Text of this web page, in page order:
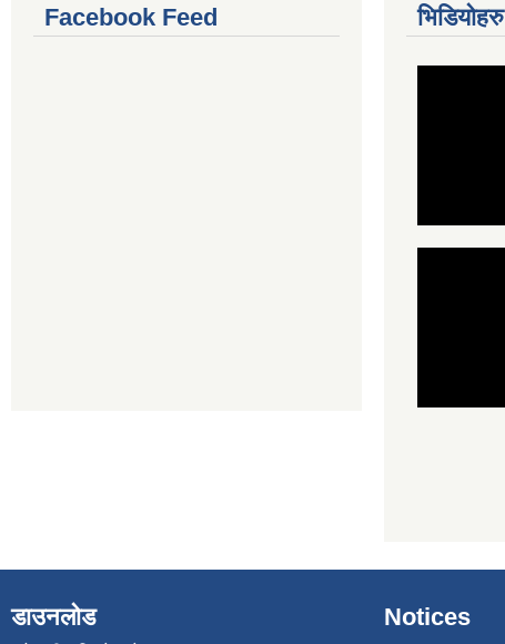
Facebook Feed भिडियोहरु
डाउनलोड Notices